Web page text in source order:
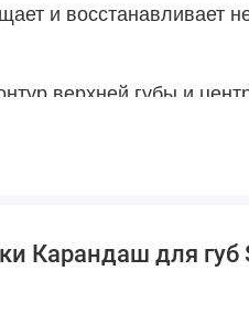
и восстанавливает
верхней губы и
линии центральной
Карандаш для губ